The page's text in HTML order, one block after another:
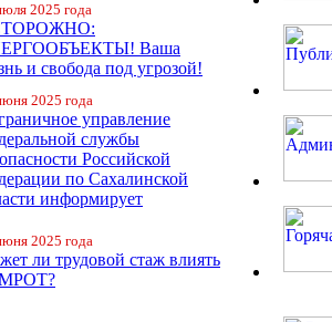
2025 года
Ваша
и свобода под угрозой!
2025 года
управление
службы
Российской
по Сахалинской
информирует
2025 года
ли трудовой стаж влиять